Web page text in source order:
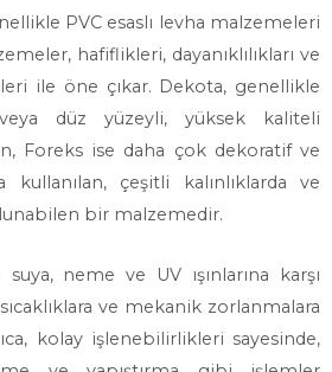
PVC esaslı levha malzemeleri
hafiflikleri, dayanıklılıkları ve
ile öne çıkar. Dekota, genellikle
düz yüzeyli, yüksek kaliteli
Foreks ise daha çok dekoratif ve
kullanılan, çeşitli kalınlıklarda ve
bir malzemedir.
neme ve UV ışınlarına karşı
ve mekanik zorlanmalara
kolay işlenebilirlikleri sayesinde,